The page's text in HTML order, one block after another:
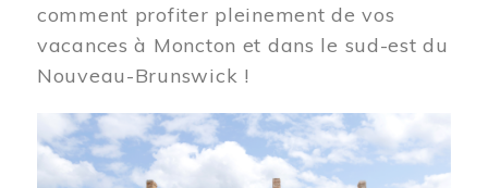
comment profiter pleinement de vos
vacances à Moncton et dans le sud-est du
Nouveau-Brunswick !
Image